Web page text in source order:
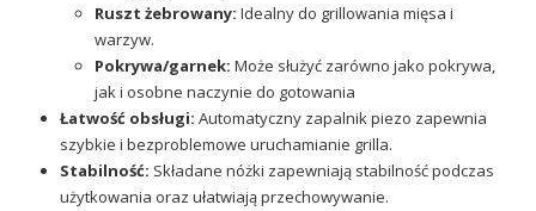
Ruszt żebrowany: Idealny do grillowania mięsa i
warzyw.
Pokrywa/garnek: Może służyć zarówno jako pokrywa,
jak i osobne naczynie do gotowania
Łatwość obsługi: Automatyczny zapalnik piezo zapewnia
szybkie i bezproblemowe uruchamianie grilla.
Stabilność: Składane nóżki zapewniają stabilność podczas
użytkowania oraz ułatwiają przechowywanie.